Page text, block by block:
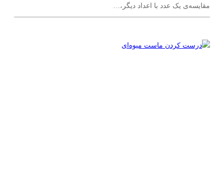
مقایسه‌ی یک عدد با اعداد دیگر،…